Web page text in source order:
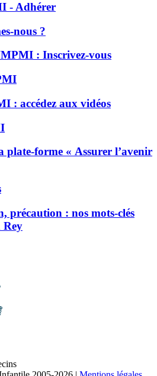
- Adhérer
nous ?
: Inscrivez-vous
: accédez aux vidéos
plate-forme « Assurer l’avenir
précaution : nos mots-clés
Rey